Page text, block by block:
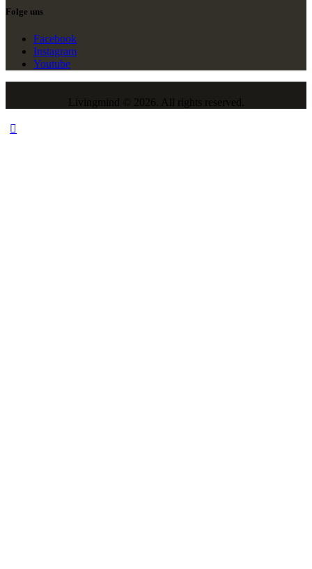
Folge uns
Facebook
Instagram
Youtube
Livingmind © 2026. All rights reserved.